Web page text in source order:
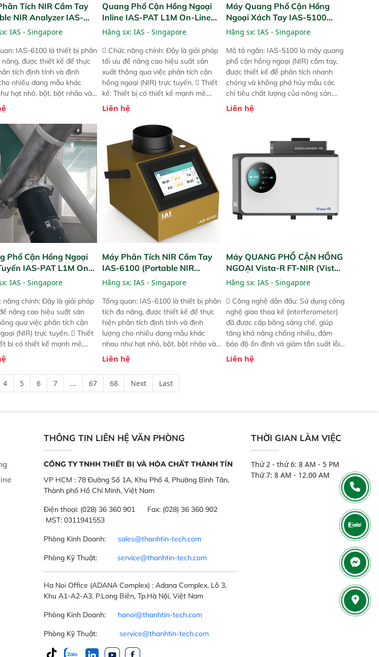
Tích NIR Cầm Tay
NIR Analyzer IAS-
IAS - Singapore
IAS-6100 là thiết bị phân
được thiết kế để thực
tích định tính và định
nhiều dạng mẫu khác
hạt nhỏ, bột, bột nhão và
Thiết bị này cho phép bất
có thể thực hiện phân tích
phần chỉ với một nút bấm
mọi lúc, mọi nơi. Chuyên
phân tích mẫu nguyên liệu
chăn nuôi, nguyên liệu thực
nông sản,..
Quang Phổ Cận Hồng Ngoại
Inline IAS-PAT L1M On-Line
NIR
Hãng sx: IAS - Singapore
 Chức năng chính: Đây là giải pháp
tối ưu để nâng cao hiệu suất sản
xuất thông qua việc phân tích cận
hồng ngoại (NIR) trực tuyến.  Thiết
kế: Thiết bị có thiết kế mạnh mẽ,
mô-đun hóa, hỗ trợ tản nhiệt tăng
cường và đã qua kiểm tra áp suất
nghiêm ngặt.  Cam kết: Mang lại
khả năng theo dõi thông số theo
thời gian thực và trực quan hóa dữ
liệu để tăng chỉ số ROI cho doanh
nghiệp.
Liên hệ
Máy Quang Phổ Cận Hồng
Ngoại Xách Tay IAS-5100
Portable NIR Analyzer
Hãng sx: IAS - Singapore
Mô tả ngắn: IAS-5100 là máy quang
phổ cận hồng ngoại (NIR) cầm tay,
được thiết kế để phân tích nhanh
chóng và không phá hủy mẫu các
chỉ tiêu chất lượng của nông sản.
Phạm vi sử dụng: Thiết bị linh hoạt
cho nhiều kịch bản khác nhau như
xuất hoặc trực tiếp ngoài đồng
Liên hệ
Phổ Cận Hồng Ngoại
IAS-PAT L1M On-
IAS - Singapore
năng chính: Đây là giải pháp
nâng cao hiệu suất sản
qua việc phân tích cận
(NIR) trực tuyến.  Thiết
bị có thiết kế mạnh mẽ,
hóa, hỗ trợ tản nhiệt tăng
và đã qua kiểm tra áp suất
ngặt.  Cam kết: Mang lại
theo dõi thông số theo
Máy Phân Tích NIR Cầm Tay
IAS-6100 (Portable NIR
Analyzer)
Hãng sx: IAS - Singapore
Tổng quan: IAS-6100 là thiết bị phân
tích đa năng, được thiết kế để thực
hiện phân tích định tính và định
lượng cho nhiều dạng mẫu khác
nhau như hạt nhỏ, bột, bột nhão và
chất lỏng. Thiết bị này cho phép bất
kỳ ai cũng có thể thực hiện phân tích
đa thành phần chỉ với một nút bấm
đơn giản, mọi lúc, mọi nơi. Chuyên
Liên hệ
Máy QUANG PHỔ CẬN HỒNG
NGOẠI Vista-R FT-NIR (Vista-
R FT-NIR Analyzer)
Hãng sx: IAS - Singapore
 Công nghệ dẫn đầu: Sử dụng công
nghệ giao thoa kế (interferometer)
đã được cấp bằng sáng chế, giúp
tăng khả năng chống nhiễu, đảm
bảo độ ổn định và giảm tần suất lỗi.
 Phạm vi ứng dụng rộng: Đáp ứng
nhu cầu kiểm tra đa dạng mẫu mã
Liên hệ
4 5 6 7 ... 67 68 Next Last
THÔNG TIN LIÊN HỆ VĂN PHÒNG
CÔNG TY TNHH THIẾT BỊ VÀ HÓA CHẤT THÀNH TÍN
VP HCM : 78 Đường Số 1A, Khu Phố 4, Phường Bình Tân,
Thành phố Hồ Chí Minh, Việt Nam
Điện thoại: (028) 36 360 901 Fax: (028) 36 360 902
MST: 0311941553
Phòng Kinh Doanh: sales@thanhtin-tech.com
Phòng Kỹ Thuật: service@thanhtin-tech.com
Ha Noi Office (ADANA Complex) : Adana Complex, Lô 3,
Khu A1-A2-A3, P.Long Biên, Tp.Hà Nội, Việt Nam
Phòng Kinh Doanh: hanoi@thanhtin-tech.com
Phòng Kỹ Thuật: service@thanhtin-tech.com
THỜI GIAN LÀM VIỆC
Thứ 2 - thứ 6: 8 AM - 5 PM
Thứ 7: 8 AM - 12.00 AM